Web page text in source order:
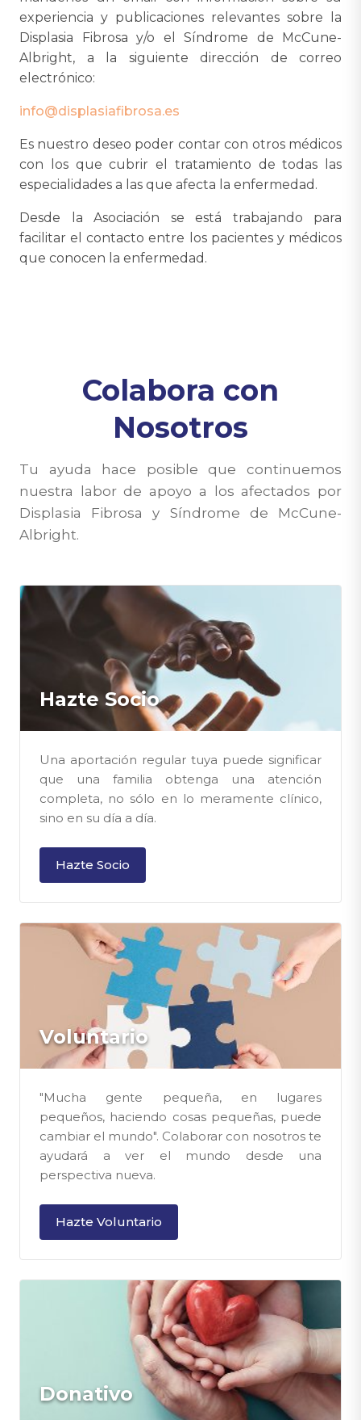
experiencia y publicaciones relevantes sobre la
Displasia Fibrosa y/o el Síndrome de McCune-
Albright, a la siguiente dirección de correo
electrónico:
info@displasiafibrosa.es
Es nuestro deseo poder contar con otros médicos
con los que cubrir el tratamiento de todas las
especialidades a las que afecta la enfermedad.
Desde la Asociación se está trabajando para
facilitar el contacto entre los pacientes y médicos
que conocen la enfermedad.
Colabora con
Nosotros
Tu ayuda hace posible que continuemos
nuestra labor de apoyo a los afectados por
Displasia Fibrosa y Síndrome de McCune-
Albright.
Hazte Socio
Una aportación regular tuya puede significar
que una familia obtenga una atención
completa, no sólo en lo meramente clínico,
sino en su día a día.
Hazte Socio
Voluntario
"Mucha gente pequeña, en lugares
pequeños, haciendo cosas pequeñas, puede
cambiar el mundo". Colaborar con nosotros te
ayudará a ver el mundo desde una
perspectiva nueva.
Hazte Voluntario
Donativo